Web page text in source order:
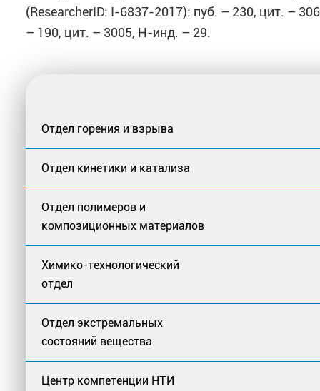
(ResearcherID: I-6837-2017): пуб. – 230, цит. –
– 190, цит. – 3005, H-инд. – 29.
Отдел горения и взрыва
Отдел кинетики и катализа
Отдел полимеров и
композиционных материалов
Химико-технологический
отдел
Отдел экстремальных
состояний вещества
Центр компетенции НТИ